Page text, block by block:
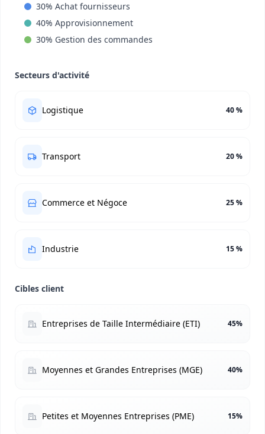
30% Achat fournisseurs
40% Approvisionnement
30% Gestion des commandes
Secteurs d'activité
Logistique 40 %
Transport 20 %
Commerce et Négoce 25 %
Industrie 15 %
Cibles client
Entreprises de Taille Intermédiaire (ETI) 45%
Moyennes et Grandes Entreprises (MGE) 40%
Petites et Moyennes Entreprises (PME) 15%